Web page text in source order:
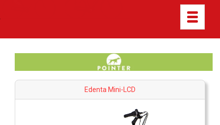
Toggle
Edenta Mini-LCD